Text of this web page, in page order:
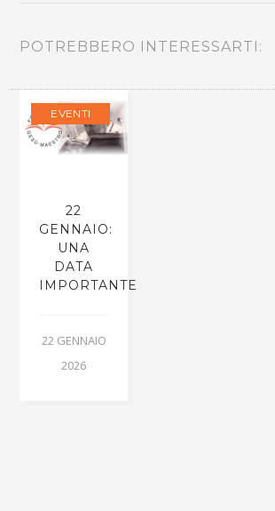
POTREBBERO INTERESSARTI:
EVENTI
22
GENNAIO:
UNA
DATA
IMPORTANTE
22 GENNAIO
2026